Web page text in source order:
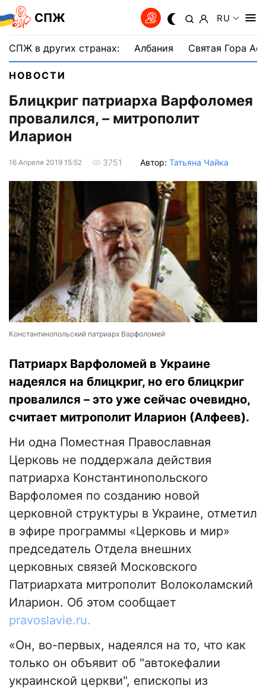
СПЖ RU
СПЖ в других странах: Албания Святая Гора
НОВОСТИ
Блицкриг патриарха Варфоломея
провалился, – митрополит
Иларион
16 Апреля 2019 15:52 3751 Автор: Татьяна Чайка
Константинопольский патриарх Варфоломей
Патриарх Варфоломей в Украине
надеялся на блицкриг, но его блицкриг
провалился – это уже сейчас очевидно,
считает митрополит Иларион (Алфеев).
Ни одна Поместная Православная
Церковь не поддержала действия
патриарха Константинопольского
Варфоломея по созданию новой
церковной структуры в Украине, отметил
в эфире программы «Церковь и мир»
председатель Отдела внешних
церковных связей Московского
Патриархата митрополит Волоколамский
Иларион. Об этом сообщает
pravoslavie.ru.
«Он, во-первых, надеялся на то, что как
только он объявит об "автокефалии
украинской церкви", епископы из